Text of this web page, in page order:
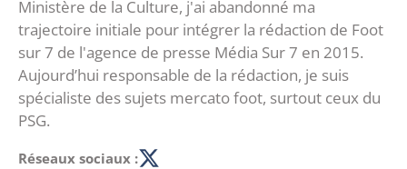
Ministère de la Culture, j'ai abandonné ma
trajectoire initiale pour intégrer la rédaction de Foot
sur 7 de l'agence de presse Média Sur 7 en 2015.
Aujourd’hui responsable de la rédaction, je suis
spécialiste des sujets mercato foot, surtout ceux du
PSG.
Réseaux sociaux :